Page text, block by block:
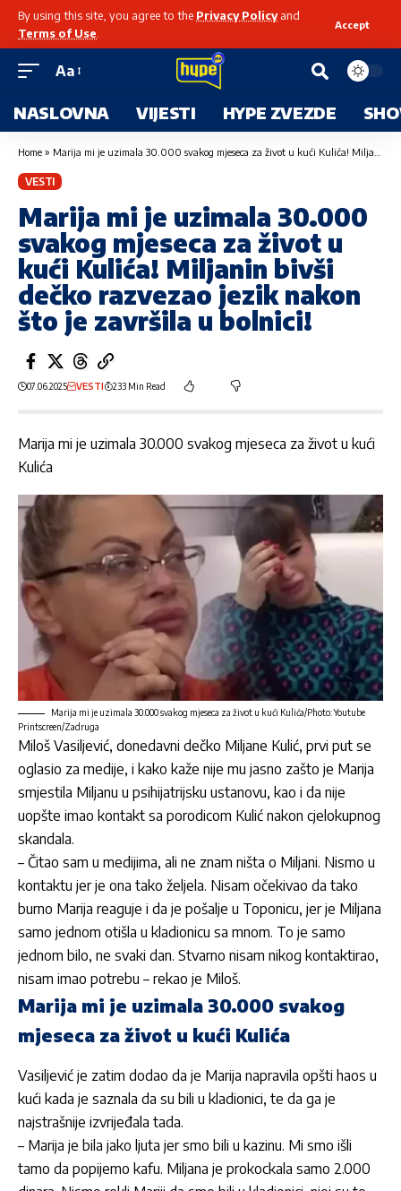
By using this site, you agree to the Privacy Policyand
Terms of Use
Accept
Aa
NASLOVNA VIJESTI HYPE ZVEZDE
Home » Marija mi je uzimala 30.000 svakog mjeseca za život u kući Kulića! Miljanin bivši dečko razvezao jezik nakon što je završila u bolnici!
VESTI
Marija mi je uzimala 30.000
svakog mjeseca za život u
kući Kulića! Miljanin bivši
dečko razvezao jezik nakon
što je završila u bolnici!
07.06.2025 VESTI 233 Min Read
Marija mi je uzimala 30.000 svakog mjeseca za život u kući
Kulića
Marija mi je uzimala 30.000 svakog mjeseca za život u kući Kulića/Photo: Youtube
Printscreen/Zadruga
Miloš Vasiljević, donedavni dečko Miljane Kulić, prvi put se
oglasio za medije, i kako kaže nije mu jasno zašto je Marija
smjestila Miljanu u psihijatrijsku ustanovu, kao i da nije
uopšte imao kontakt sa porodicom Kulić nakon cjelokupnog
skandala.
– Čitao sam u medijima, ali ne znam ništa o Miljani. Nismo u
kontaktu jer je ona tako željela. Nisam očekivao da tako
burno Marija reaguje i da je pošalje u Toponicu, jer je Miljana
samo jednom otišla u kladionicu sa mnom. To je samo
jednom bilo, ne svaki dan. Stvarno nisam nikog kontaktirao,
nisam imao potrebu – rekao je Miloš.
Marija mi je uzimala 30.000 svakog
mjeseca za život u kući Kulića
Vasiljević je zatim dodao da je Marija napravila opšti haos u
kući kada je saznala da su bili u kladionici, te da ga je
najstrašnije izvrijeđala tada.
– Marija je bila jako ljuta jer smo bili u kazinu. Mi smo išli
tamo da popijemo kafu. Miljana je prokockala samo 2.000